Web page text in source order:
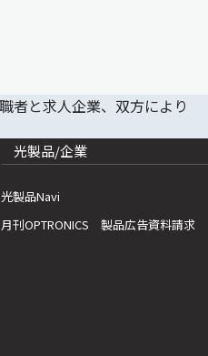
光製品/企業
光製品Navi
月刊OPTRONICS 製品広告資料請求